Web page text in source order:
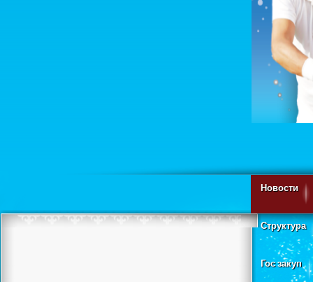
Новости
Структура
Гос закуп